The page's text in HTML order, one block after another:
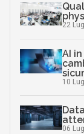
22
AI
10
06